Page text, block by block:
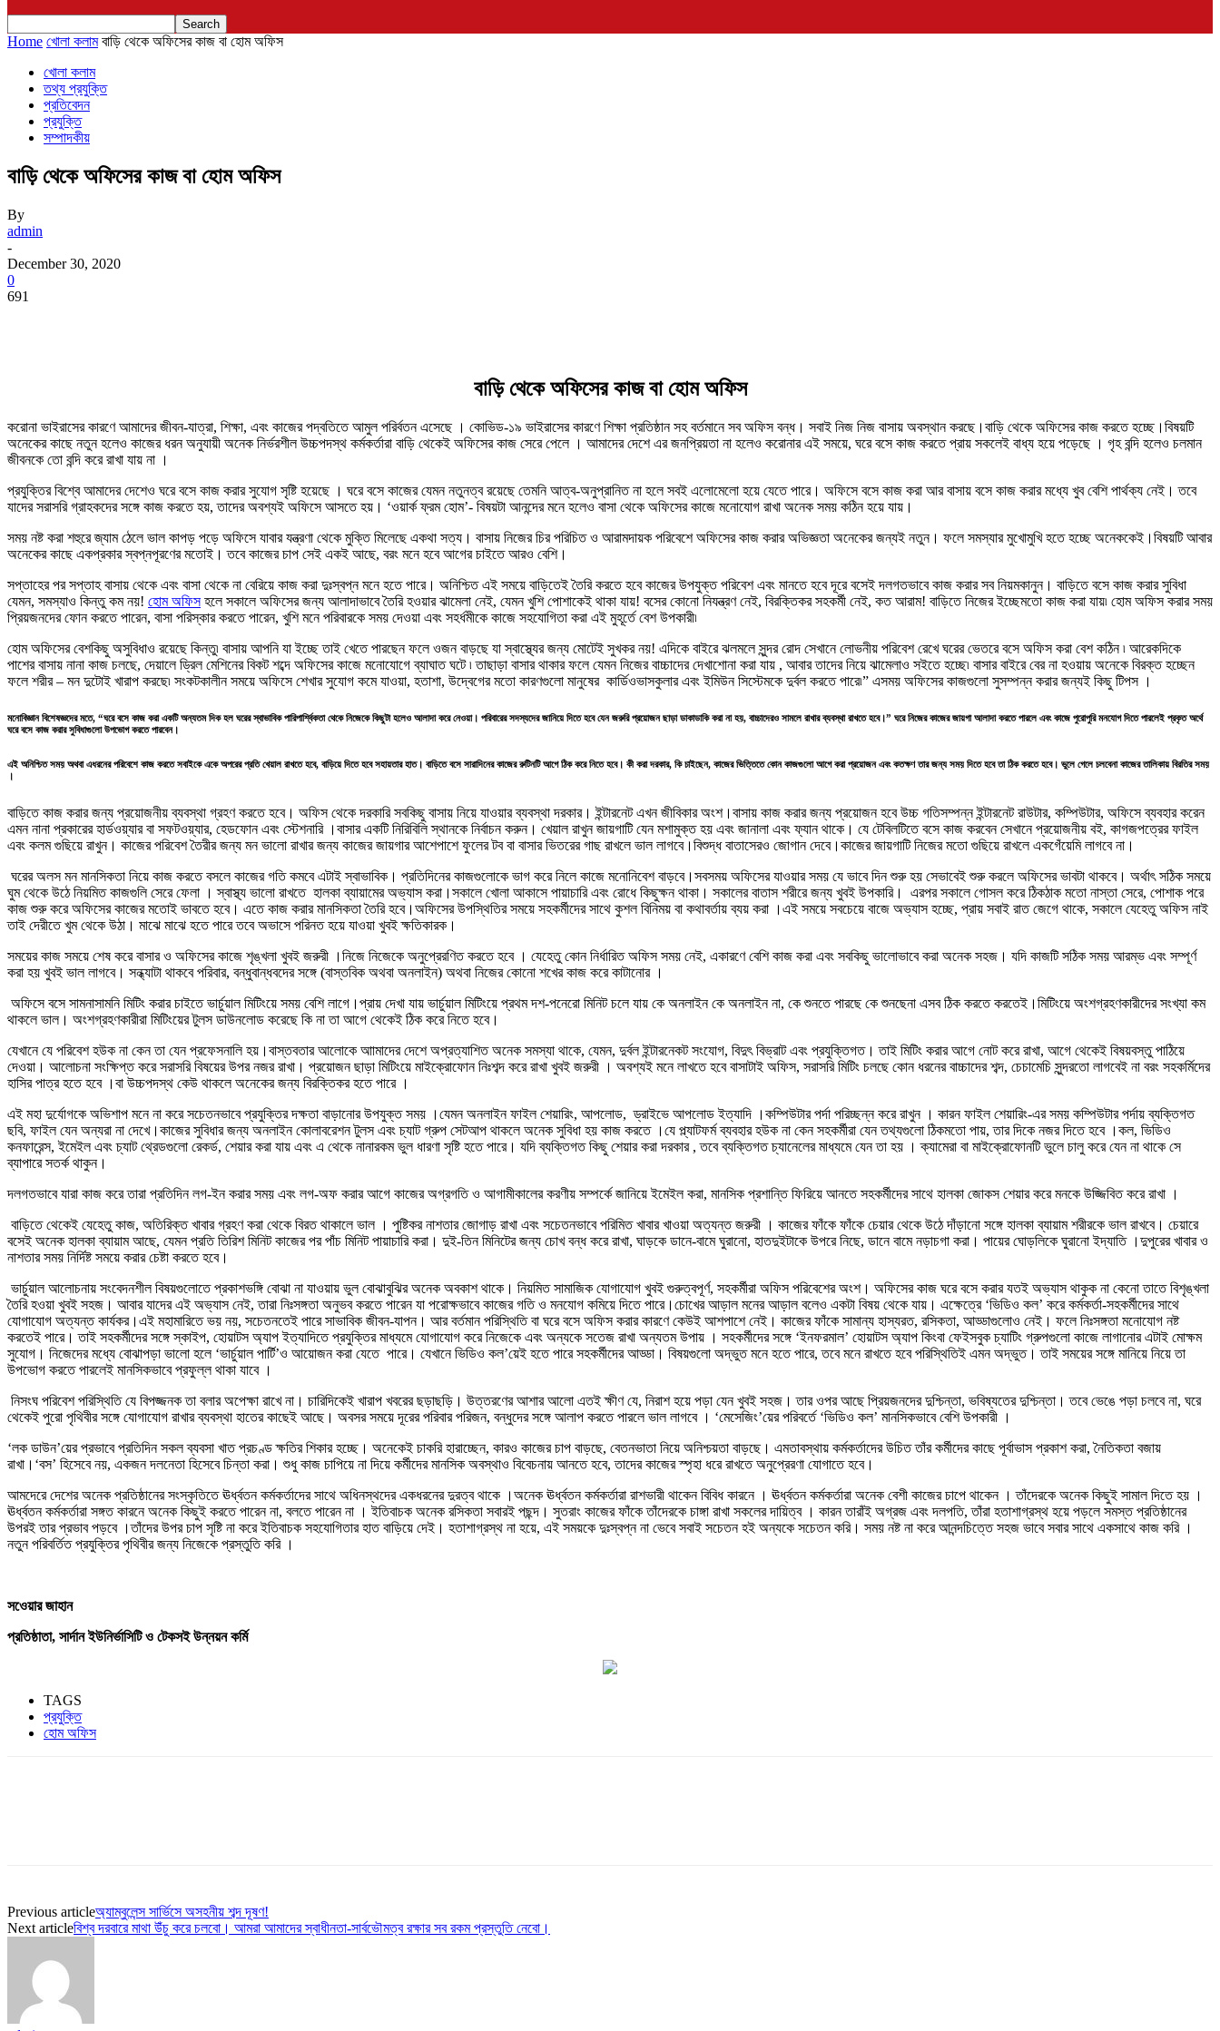
Home খোলা কলাম বাড়ি থেকে অফিসের কাজ বা হোম অফিস
খোলা কলাম
তথ্য প্রযুক্তি
প্রতিবেদন
প্রযুক্তি
সম্পাদকীয়
বাড়ি থেকে অফিসের কাজ বা হোম অফিস
By
admin
-
December 30, 2020
0
691
বাড়ি থেকে অফিসের কাজ বা হোম অফিস
করোনা ভাইরাসের কারণে আমাদের জীবন-যাত্রা, শিক্ষা, এবং কাজের পদ্বতিতে আমুল পরির্বতন এসেছে । কোভিড-১৯ ভাইরাসের কারণে শিক্ষা প্রতিষ্ঠান সহ বর্তমানে সব অফিস বন্ধ। সবাই নিজ নিজ বাসায় অবস্থান করছে।বাড়ি থেকে অফিসের কাজ করতে হচ্ছে।বিষয়টি
অনেকের কাছে নতুন হলেও কাজের ধরন অনুযায়ী অনেক নির্ভরশীল উচ্চপদস্থ কর্মকর্তারা বাড়ি থেকেই অফিসের কাজ সেরে পেলে । আমাদের দেশে এর জনপ্রিয়তা না হলেও করোনার এই সময়ে, ঘরে বসে কাজ করতে প্রায় সকলেই বাধ্য হয়ে পড়েছে । গৃহ বন্দি হলেও চলমান
জীবনকে তো বন্দি করে রাখা যায় না ।
প্রযুক্তির বিশ্বে আমাদের দেশেও ঘরে বসে কাজ করার সুযোগ সৃষ্টি হয়েছে । ঘরে বসে কাজের যেমন নতুনত্ব রয়েছে তেমনি আত্ব-অনুপ্রানিত না হলে সবই এলোমেলো হয়ে যেতে পারে। অফিসে বসে কাজ করা আর বাসায় বসে কাজ করার মধ্যে খুব বেশি পার্থক্য নেই। তবে
যাদের সরাসরি গ্রাহকদের সঙ্গে কাজ করতে হয়, তাদের অবশ্যই অফিসে আসতে হয়। ‘ওয়ার্ক ফ্রম হোম’- বিষয়টা আনন্দের মনে হলেও বাসা থেকে অফিসের কাজে মনোযোগ রাখা অনেক সময় কঠিন হয়ে যায়।
সময় নষ্ট করা শহুরে জ্যাম ঠেলে ভাল কাপড় পড়ে অফিসে যাবার যন্ত্রণা থেকে মুক্তি মিলেছে একথা সত্য। বাসায় নিজের চির পরিচিত ও আরামদায়ক পরিবেশে অফিসের কাজ করার অভিজ্ঞতা অনেকের জন্যই নতুন। ফলে সমস্যার মুখোমুখি হতে হচ্ছে অনেককেই।বিষয়টি আবার
অনেকের কাছে একপ্রকার স্বপ্নপূরণের মতোই। তবে কাজের চাপ সেই একই আছে, বরং মনে হবে আগের চাইতে আরও বেশি।
সপ্তাহের পর সপ্তাহ বাসায় থেকে এবং বাসা থেকে না বেরিয়ে কাজ করা দুঃস্বপ্ন মনে হতে পারে। অনিশ্চিত এই সময়ে বাড়িতেই তৈরি করতে হবে কাজের উপযুক্ত পরিবেশ এবং মানতে হবে দূরে বসেই দলগতভাবে কাজ করার সব নিয়মকানুন। বাড়িতে বসে কাজ করার সুবিধা
যেমন, সমস্যাও কিন্তু কম নয়! হোম অফিসহলে সকালে অফিসের জন্য আলাদাভাবে তৈরি হওয়ার ঝামেলা নেই, যেমন খুশি পোশাকেই থাকা যায়! বসের কোনো নিযন্ত্রণ নেই, বিরক্তিকর সহকর্মী নেই, কত আরাম! বাড়িতে নিজের ইচ্ছেমতো কাজ করা যায়৷ হোম অফিস করার সময়
প্রিয়জনদের ফোন করতে পারেন, বাসা পরিস্কার করতে পারেন, খুশি মনে পরিবারকে সময় দেওয়া এবং সহর্ধমীকে কাজে সহযোগিতা করা এই মুহূর্তে বেশ উপকারী৷
হোম অফিসের বেশকিছু অসুবিধাও রয়েছে কিন্তু৷ বাসায় আপনি যা ইচ্ছে তাই খেতে পারছেন ফলে ওজন বাড়ছে যা স্বাস্থ্যের জন্য মোটেই সুখকর নয়! এদিকে বাইরে ঝলমলে সুন্দর রোদ সেখানে লোভনীয় পরিবেশ রেখে ঘরের ভেতরে বসে অফিস করা বেশ কঠিন ৷ আরেকদিকে
পাশের বাসায় নানা কাজ চলছে, দেয়ালে ড্রিল মেশিনের বিকট শব্দে অফিসের কাজে মনোযোগে ব্যাঘাত ঘটে ৷ তাছাড়া বাসার থাকার ফলে যেমন নিজের বাচ্চাদের দেখাশোনা করা যায় , আবার তাদের নিয়ে ঝামেলাও সইতে হচ্ছে৷ বাসার বাইরে বের না হওয়ায় অনেকে বিরক্ত হচ্ছেন
ফলে শরীর – মন দুটোই খারাপ করছে৷ সংকটকালীন সময়ে অফিসে শেখার সুযোগ কমে যাওয়া, হতাশা, উদ্বেগের মতো কারণগুলো মানুষের কার্ডিওভাসকুলার এবং ইমিউন সিস্টেমকে দুর্বল করতে পারে৷” এসময় অফিসের কাজগুলো সুসম্পন্ন করার জন্যই কিছু টিপস ।
মনোবিজ্ঞান বিশেষজ্ঞদের মতে, “ঘরে বসে কাজ করা একটি অন্যতম দিক হল ঘরের স্বাভাবিক পারিপার্শ্বিকতা থেকে নিজেকে কিছুটা হলেও আলাদা করে নেওয়া। পরিবারের সদস্যদের জানিয়ে দিতে হবে যেন জরুরি প্রয়োজন ছাড়া ডাকাডাকি করা না হয়, বাচ্চাদেরও সামলে রাখার ব্যবস্থা রাখতে হবে।” ঘরে নিজের কাজের জায়গা আলাদা করতে পারলে এবং কাজে পুরোপুরি মনযোগ দিতে পারলেই প্রকৃত অর্থে
ঘরে বসে কাজ করার সুবিধাগুলো উপভোগ করতে পারবেন।
এই অনিশ্চিত সময় অথবা এধরনের পরিবেশে কাজ করতে সবাইকে একে অপরের প্রতি খেয়াল রাখতে হবে, বাড়িয়ে দিতে হবে সহায়তার হাত। বাড়িতে বসে সারাদিনের কাজের রুটিনটি আগে ঠিক করে নিতে হবে। কী করা দরকার, কি চাইছেন, কাজের ভিত্তিতে কোন কাজগুলো আগে করা প্রয়োজন এবং কতক্ষণ তার জন্য সময় দিতে হবে তা ঠিক করতে হবে। ভুলে গেলে চলবেনা কাজের তালিকায় বিরতির সময়
।
বাড়িতে কাজ করার জন্য প্রয়োজনীয় ব্যবস্থা গ্রহণ করতে হবে। অফিস থেকে দরকারি সবকিছু বাসায় নিয়ে যাওয়ার ব্যবস্থা দরকার। ইন্টারনেট এখন জীবিকার অংশ।বাসায় কাজ করার জন্য প্রয়োজন হবে উচ্চ গতিসম্পন্ন ইন্টারনেট রাউটার, কম্পিউটার, অফিসে ব্যবহার করেন
এমন নানা প্রকারের হার্ডওয়্যার বা সফটওয়্যার, হেডফোন এবং স্টেশনারি ।বাসার একটি নিরিবিলি স্থানকে নির্বাচন করুন। খেয়াল রাখুন জায়গাটি যেন মশামুক্ত হয় এবং জানালা এবং ফ্যান থাকে। যে টেবিলটিতে বসে কাজ করবেন সেখানে প্রয়োজনীয় বই, কাগজপত্রের ফাইল
এবং কলম গুছিয়ে রাখুন। কাজের পরিবেশ তৈরীর জন্য মন ভালো রাখার জন্য কাজের জায়গার আশেপাশে ফুলের টব বা বাসার ভিতরের গাছ রাখলে ভাল লাগবে।বিশুদ্ধ বাতাসেরও জোগান দেবে।কাজের জায়গাটি নিজের মতো গুছিয়ে রাখলে একগেঁয়েমি লাগবে না।
ঘরের অলস মন মানসিকতা নিয়ে কাজ করতে বসলে কাজের গতি কমবে এটাই স্বাভাবিক। প্রতিদিনের কাজগুলোকে ভাগ করে নিলে কাজে মনোনিবেশ বাড়বে।সবসময় অফিসের যাওয়ার সময় যে ভাবে দিন শুরু হয় সেভাবেই শুরু করলে অফিসের ভাবটা থাকবে। অর্থাৎ সঠিক সময়ে
ঘুম থেকে উঠে নিয়মিত কাজগুলি সেরে ফেলা । স্বাস্থ্য ভালো রাখতে হালকা ব্যায়ামের অভ্যাস করা।সকালে খোলা আকাসে পায়াচারি এবং রোধে কিছুক্ষন থাকা। সকালের বাতাস শরীরে জন্য খুবই উপকারি। এরপর সকালে গোসল করে ঠিকঠাক মতো নাস্তা সেরে, পোশাক পরে
কাজ শুরু করে অফিসের কাজের মতোই ভাবতে হবে। এতে কাজ করার মানসিকতা তৈরি হবে।অফিসের উপস্থিতির সময়ে সহকর্মীদের সাথে কুশল বিনিময় বা কথাবর্তায় ব্যয় করা ।এই সময়ে সবচেয়ে বাজে অভ্যাস হচ্ছে, প্রায় সবাই রাত জেগে থাকে, সকালে যেহেতু অফিস নাই
তাই দেরীতে খুম থেকে উঠা। মাঝে মাঝে হতে পারে তবে অভাসে পরিনত হয়ে যাওয়া খুবই ক্ষতিকারক।
সময়ের কাজ সময়ে শেষ করে বাসার ও অফিসের কাজে শৃঙ্খলা খুবই জরুরী ।নিজে নিজেকে অনুপ্রেরণিত করতে হবে । যেহেতু কোন নির্ধারিত অফিস সময় নেই, একারণে বেশি কাজ করা এবং সবকিছু ভালোভাবে করা অনেক সহজ। যদি কাজটি সঠিক সময় আরম্ভ এবং সম্পূর্ণ
করা হয় খুবই ভাল লাগবে। সন্ধ্যাটা থাকবে পরিবার, বন্ধুবান্ধবদের সঙ্গে (বাস্তবিক অথবা অনলাইন) অথবা নিজের কোনো শখের কাজ করে কাটানোর ।
অফিসে বসে সামনাসামনি মিটিং করার চাইতে ভার্চুয়াল মিটিংয়ে সময় বেশি লাগে।প্রায় দেখা যায় ভার্চুয়াল মিটিংয়ে প্রথম দশ-পনেরো মিনিট চলে যায় কে অনলাইন কে অনলাইন না, কে শুনতে পারছে কে শুনছেনা এসব ঠিক করতে করতেই।মিটিংয়ে অংশগ্রহণকারীদের সংখ্যা কম
থাকলে ভাল। অংশগ্রহণকারীরা মিটিংয়ের টুলস ডাউনলোড করেছে কি না তা আগে থেকেই ঠিক করে নিতে হবে।
যেখানে যে পরিবেশ হউক না কেন তা যেন প্রফেসনালি হয়।বাস্তবতার আলোকে আামাদের দেশে অপ্রত্যাশিত অনেক সমস্যা থাকে, যেমন, দুর্বল ইন্টারনেকট সংযোগ, বিদুৎ বিভ্রাট এবং প্রযুক্তিগত। তাই মিটিং করার আগে নোট করে রাখা, আগে থেকেই বিষয়বস্তু পাঠিয়ে
দেওয়া। আলোচনা সংক্ষিপ্ত করে সরাসরি বিষয়ের উপর নজর রাখা। প্রয়োজন ছাড়া মিটিংয়ে মাইক্রোফোন নিঃশব্দ করে রাখা খুবই জরুরী । অবশ্যই মনে লাখতে হবে বাসাটাই অফিস, সরাসরি মিটিং চলছে কোন ধরনের বাচ্চাদের শব্দ, চেচামেচি সুন্দরতো লাগবেই না বরং সহকর্মিদের
হাসির পাত্র হতে হবে ।বা উচ্চপদস্থ কেউ থাকলে অনেকের জন্য বিরক্তিকর হতে পারে ।
এই মহা দুর্যোগকে অভিশাপ মনে না করে সচেতনভাবে প্রযুক্তির দক্ষতা বাড়ানোর উপযুক্ত সময় ।যেমন অনলাইন ফাইল শেয়ারিং, আপলোড, ড্রাইভে আপলোড ইত্যাদি ।কম্পিউটার পর্দা পরিচ্ছন্ন করে রাখুন । কারন ফাইল শেয়ারিং-এর সময় কম্পিউটার পর্দায় ব্যক্তিগত
ছবি, ফাইল যেন অন্যরা না দেখে।কাজের সুবিধার জন্য অনলাইন কোলাবরেশন টুলস এবং চ্যাট গ্রুপ সেটআপ থাকলে অনেক সুবিধা হয় কাজ করতে ।যে প্ল্যাটফর্ম ব্যবহার হউক না কেন সহকর্মীরা যেন তথ্যগুলো ঠিকমতো পায়, তার দিকে নজর দিতে হবে ।কল, ভিডিও
কনফারেন্স, ইমেইল এবং চ্যাট থ্রেডগুলো রেকর্ড, শেয়ার করা যায় এবং এ থেকে নানারকম ভুল ধারণা সৃষ্টি হতে পারে। যদি ব্যক্তিগত কিছু শেয়ার করা দরকার , তবে ব্যক্তিগত চ্যানেলের মাধ্যমে যেন তা হয় । ক্যামেরা বা মাইক্রোফোনটি ভুলে চালু করে যেন না থাকে সে
ব্যাপারে সতর্ক থাকুন।
দলগতভাবে যারা কাজ করে তারা প্রতিদিন লগ-ইন করার সময় এবং লগ-অফ করার আগে কাজের অগ্রগতি ও আগামীকালের করণীয় সম্পর্কে জানিয়ে ইমেইল করা, মানসিক প্রশান্তি ফিরিয়ে আনতে সহকর্মীদের সাথে হালকা জোকস শেয়ার করে মনকে উজ্জিবিত করে রাখা ।
বাড়িতে থেকেই যেহেতু কাজ, অতিরিক্ত খাবার গ্রহণ করা থেকে বিরত থাকালে ভাল । পুষ্টিকর নাশতার জোগাড় রাখা এবং সচেতনভাবে পরিমিত খাবার খাওয়া অত্যন্ত জরুরী । কাজের ফাঁকে ফাঁকে চেয়ার থেকে উঠে দাঁড়ানো সঙ্গে হালকা ব্যায়াম শরীরকে ভাল রাখবে। চেয়ারে
বসেই অনেক হালকা ব্যায়াম আছে, যেমন প্রতি তিরিশ মিনিট কাজের পর পাঁচ মিনিট পায়াচারি করা। দুই-তিন মিনিটের জন্য চোখ বন্ধ করে রাখা, ঘাড়কে ডানে-বামে ঘুরানো, হাতদুইটাকে উপরে নিছে, ডানে বামে নড়াচগা করা। পায়ের ঘোড়লিকে ঘুরানো ইদ্যাতি ।দুপুরের খাবার ও
নাশতার সময় নির্দিষ্ট সময়ে করার চেষ্টা করতে হবে।
ভার্চুয়াল আলোচনায় সংবেদনশীল বিষয়গুলোতে প্রকাশভঙ্গি বোঝা না যাওয়ায় ভুল বোঝাবুঝির অনেক অবকাশ থাকে। নিয়মিত সামাজিক যোগাযোগ খুবই গুরুত্বপূর্ণ, সহকর্মীরা অফিস পরিবেশের অংশ। অফিসের কাজ ঘরে বসে করার যতই অভ্যাস থাকুক না কেনো তাতে বিশৃঙ্খলা
তৈরি হওয়া খুবই সহজ। আবার যাদের এই অভ্যাস নেই, তারা নিঃসঙ্গতা অনুভব করতে পারেন যা পরোক্ষভাবে কাজের গতি ও মনযোগ কমিয়ে দিতে পারে।চোখের আড়াল মনের আড়াল বলেও একটা বিষয় থেকে যায়। এক্ষেত্রে ‘ভিডিও কল’ করে কর্মকর্তা-সহকর্মীদের সাথে
যোগাযোগ অত্যন্ত কার্যকর।এই মহামারিতে ভয় নয়, সচেতনতেই পারে সাভাবিক জীবন-যাপন। আর বর্তমান পরিস্থিতি বা ঘরে বসে অফিস করার কারণে কেউই আশপাশে নেই। কাজের ফাঁকে সামান্য হাস্যরত, রসিকতা, আড্ডাগুলোও নেই। ফলে নিঃসঙ্গতা মনোযোগ নষ্ট
করতেই পারে। তাই সহকর্মীদের সঙ্গে স্কাইপ, হোয়াটস অ্যাপ ইত্যাদিতে প্রযুক্তির মাধ্যমে যোগাযোগ করে নিজেকে এবং অন্যকে সতেজ রাখা অন্যতম উপায় । সহকর্মীদের সঙ্গে ‘ইনফরমাল’ হোয়াটস অ্যাপ কিংবা ফেইসবুক চ্যাটিং গ্রুপগুলো কাজে লাগানোর এটাই মোক্ষম
সুযোগ। নিজেদের মধ্যে বোঝাপড়া ভালো হলে ‘ভার্চুয়াল পার্টি’ও আয়োজন করা যেতে পারে। যেখানে ভিডিও কল’য়েই হতে পারে সহকর্মীদের আড্ডা। বিষয়গুলো অদ্ভুত মনে হতে পারে, তবে মনে রাখতে হবে পরিস্থিতিই এমন অদ্ভুত। তাই সময়ের সঙ্গে মানিয়ে নিয়ে তা
উপভোগ করতে পারলেই মানসিকভাবে প্রফুল্ল থাকা যাবে ।
নিসংঘ পরিবেশ পরিস্থিতি যে বিপজ্জনক তা বলার অপেক্ষা রাখে না। চারিদিকেই খারাপ খবরের ছড়াছড়ি। উত্তরণের আশার আলো এতই ক্ষীণ যে, নিরাশ হয়ে পড়া যেন খুবই সহজ। তার ওপর আছে প্রিয়জনদের দুশ্চিন্তা, ভবিষ্যতের দুশ্চিন্তা। তবে ভেঙে পড়া চলবে না, ঘরে
থেকেই পুরো পৃথিবীর সঙ্গে যোগাযোগ রাখার ব্যবস্থা হাতের কাছেই আছে। অবসর সময়ে দূরের পরিবার পরিজন, বন্ধুদের সঙ্গে আলাপ করতে পারলে ভাল লাগবে । ‘মেসেজিং’য়ের পরিবর্তে ‘ভিডিও কল’ মানসিকভাবে বেশি উপকারী ।
‘লক ডাউন’য়ের প্রভাবে প্রতিদিন সকল ব্যবসা খাত প্রচণ্ড ক্ষতির শিকার হচ্ছে। অনেকেই চাকরি হারাচ্ছেন, কারও কাজের চাপ বাড়ছে, বেতনভাতা নিয়ে অনিশ্চয়তা বাড়ছে। এমতাবস্থায় কর্মকর্তাদের উচিত তাঁর কর্মীদের কাছে পূর্বাভাস প্রকাশ করা, নৈতিকতা বজায়
রাখা।‘বস’ হিসেবে নয়, একজন দলনেতা হিসেবে চিন্তা করা। শুধু কাজ চাপিয়ে না দিয়ে কর্মীদের মানসিক অবস্থাও বিবেচনায় আনতে হবে, তাদের কাজের স্পৃহা ধরে রাখতে অনুপ্রেরণা যোগাতে হবে।
আমদেরে দেশের অনেক প্রতিষ্ঠানের সংস্কৃতিতে ঊর্ধ্বতন কর্মকর্তাদের সাথে অধিনস্থদের একধরনের দুরত্ব থাকে ।অনেক ঊর্ধ্বতন কর্মকর্তারা রাশভারী থাকেন বিবিধ কারনে । ঊর্ধ্বতন কর্মকর্তারা অনেক বেশী কাজের চাপে থাকেন । তাঁদেরকে অনেক কিছুই সামাল দিতে হয় ।
ঊর্ধ্বতন কর্মকর্তারা সঙ্গত কারনে অনেক কিছুই করতে পারেন না, বলতে পারেন না । ইতিবাচক অনেক রসিকতা সবারই পছন্দ। সুতরাং কাজের ফাঁকে তাঁদেরকে চাঙ্গা রাখা সকলের দায়িত্ব । কারন তারাঁই অগ্রজ এবং দলপতি, তাঁরা হতাশাগ্রস্থ হয়ে পড়লে সমস্ত প্রতিষ্ঠানের
উপরই তার প্রভাব পড়বে ।তাঁদের উপর চাপ সৃষ্টি না করে ইতিবাচক সহযোগিতার হাত বাড়িয়ে দেই। হতাশাগ্রস্থ না হয়ে, এই সময়কে দুঃস্বপ্ন না ভেবে সবাই সচেতন হই অন্যকে সচেতন করি। সময় নষ্ট না করে আনন্দচিত্তে সহজ ভাবে সবার সাথে একসাথে কাজ করি ।
নতুন পরিবর্তিত প্রযুক্তির পৃথিবীর জন্য নিজেকে প্রস্তুতি করি ।
সওেয়ার জাহান
প্রতিষ্ঠাতা, সার্দান ইউনির্ভাসিটি ও টেকসই উন্নয়ন কর্মি
TAGS
প্রযুক্তি
হোম অফিস
Previous articleঅ্যাম্বুলেন্স সার্ভিসে অসহনীয় শব্দ দূষণ!
Next articleবিশ্ব দরবারে মাথা উঁচু করে চলবো। আমরা আমাদের স্বাধীনতা-সার্বভৌমত্ব রক্ষার সব রকম প্রস্তুতি নেবো।